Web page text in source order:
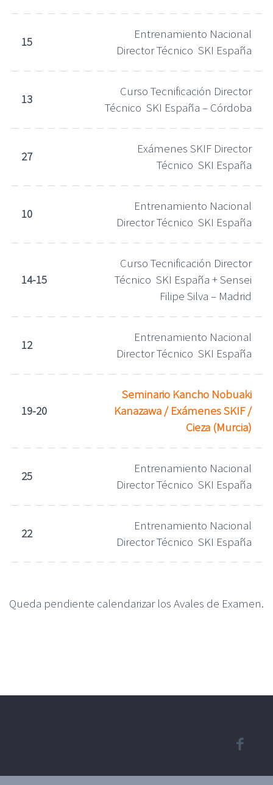
15
Entrenamiento Nacional
Director Técnico SKI España
13
Curso Tecnificación Director
Técnico SKI España – Córdoba
27
Exámenes SKIF Director
Técnico SKI España
10
Entrenamiento Nacional
Director Técnico SKI España
14-15
Curso Tecnificación Director
Técnico SKI España + Sensei
Filipe Silva – Madrid
12
Entrenamiento Nacional
Director Técnico SKI España
19-20
Seminario Kancho Nobuaki
Kanazawa / Exámenes SKIF /
Cieza (Murcia)
25
Entrenamiento Nacional
Director Técnico SKI España
22
Entrenamiento Nacional
Director Técnico SKI España
Queda pendiente calendarizar los Avales de Examen.